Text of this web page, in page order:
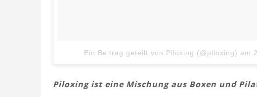
Ein Beitrag geteilt von Piloxing (@piloxing) am
Piloxing ist eine Mischung aus Boxen und